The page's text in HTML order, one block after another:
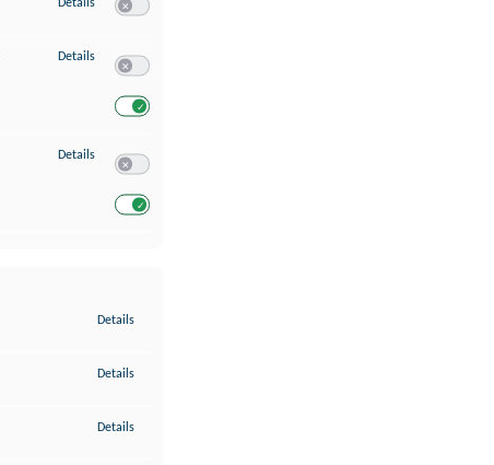
Details zu Analyse von Zielgruppen durch Statistiken oder Kombinationen von
Details zu Entwicklung und Verbesserung der Angebote
Details
Details
Details